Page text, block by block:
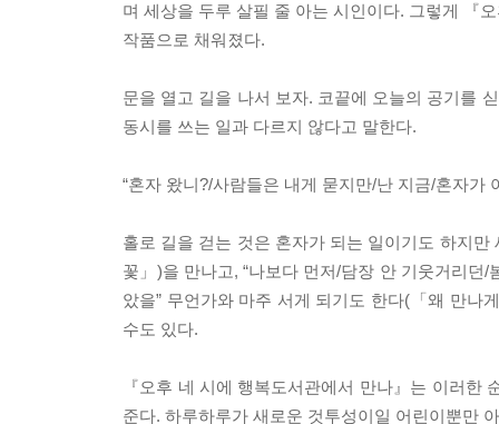
며 세상을 두루 살필 줄 아는 시인이다. 그렇게 『
작품으로 채워졌다.
문을 열고 길을 나서 보자. 코끝에 오늘의 공기를
동시를 쓰는 일과 다르지 않다고 말한다.
“혼자 왔니?/사람들은 내게 묻지만/난 지금/혼자가
홀로 길을 걷는 것은 혼자가 되는 일이기도 하지
꽃」)을 만나고, “나보다 먼저/담장 안 기웃거리던/
았을” 무언가와 마주 서게 되기도 한다(「왜 만나
수도 있다.
『오후 네 시에 행복도서관에서 만나』는 이러한
준다. 하루하루가 새로운 것투성이일 어린이뿐만